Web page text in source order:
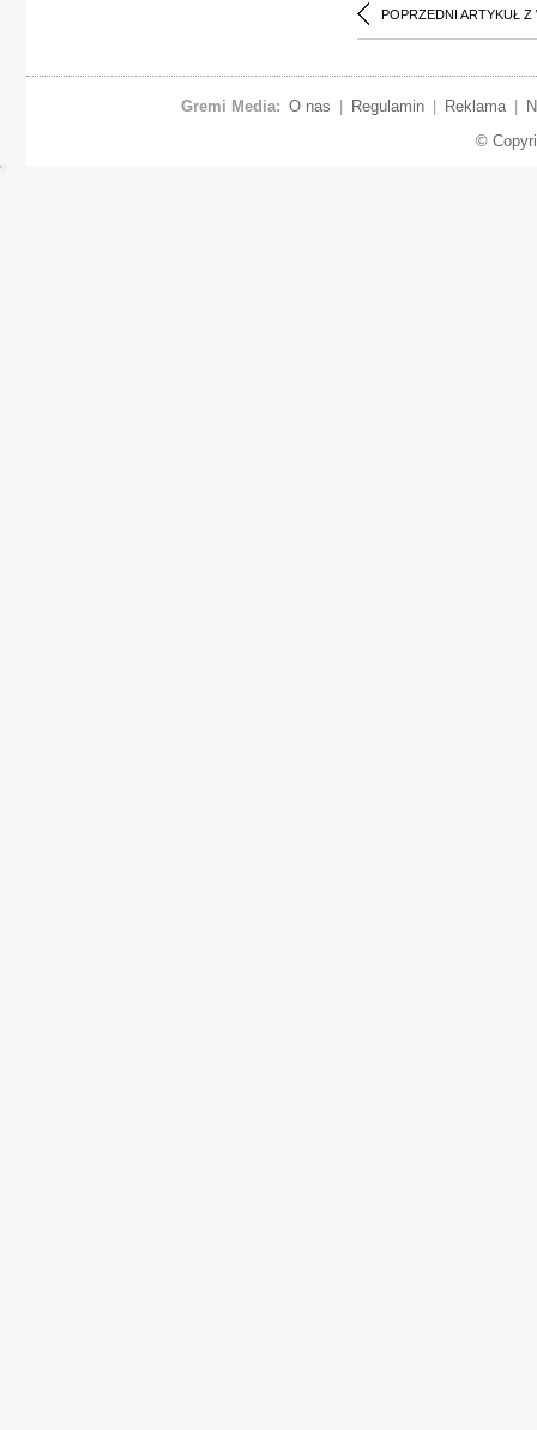
POPRZEDNI ARTYKUŁ Z
Gremi Media: O nas Regulamin Reklama
©